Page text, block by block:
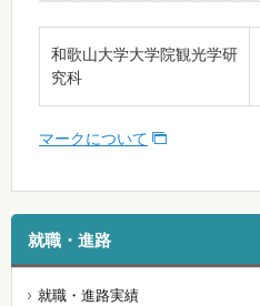
和歌山大学大学院観光学研
究科
マークについて
就職・進路
就職・進路実績